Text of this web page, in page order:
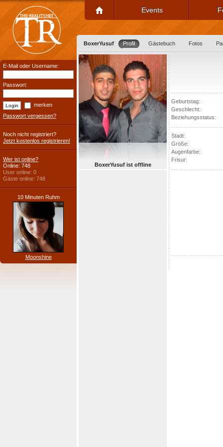
Events
BoxerYusuf Profil Gästebuch Fotos
BoxerYusuf ist offline
Geburtstag:
Geschlecht:
Beziehungsstatus:
Stadt:
Größe:
Augenfarbe:
Frisur:
E-Mail oder Username:
Passwort:
merken
Passwort vergessen?
Noch nicht registriert?
Jetzt kostenlos registrieren!
Wer ist online?
Online: 748
User online: 0
Gäste online: 748
10 Minuten Ruhm
Moonshine